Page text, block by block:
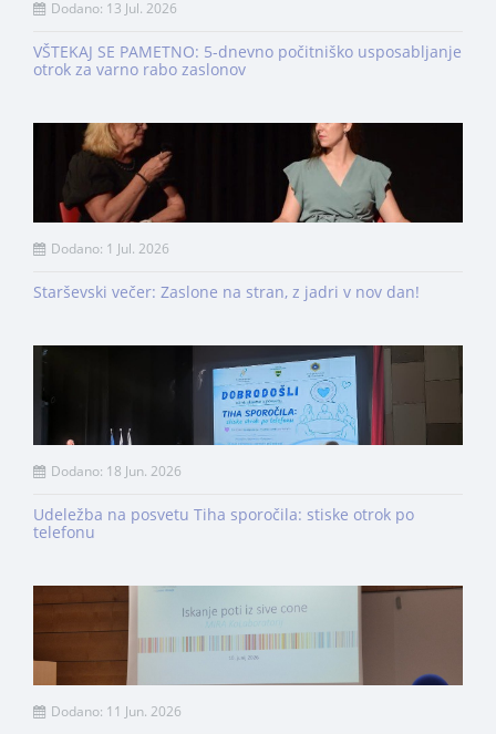
Dodano: 13 Jul. 2026
VŠTEKAJ SE PAMETNO: 5-dnevno počitniško usposabljanje
otrok za varno rabo zaslonov
Dodano: 1 Jul. 2026
Starševski večer: Zaslone na stran, z jadri v nov dan!
Dodano: 18 Jun. 2026
Udeležba na posvetu Tiha sporočila: stiske otrok po
telefonu
Dodano: 11 Jun. 2026